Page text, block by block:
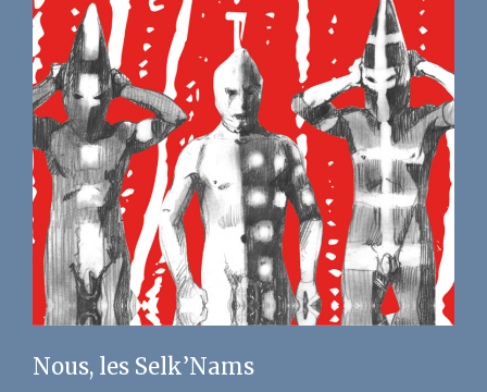
Nous, les Selk’Nams